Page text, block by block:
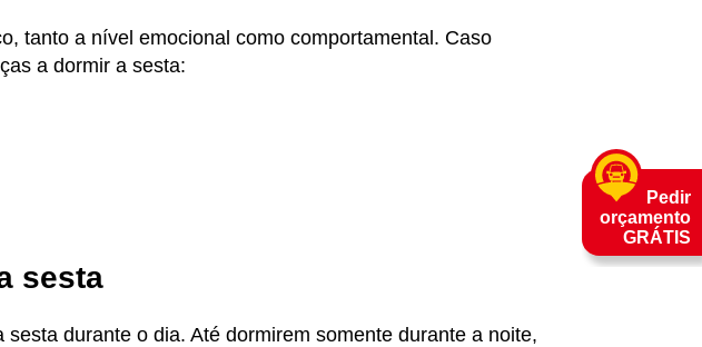
tanto a nível emocional como comportamental. Caso
a dormir a sesta:
sesta
durante o dia. Até dormirem somente durante a noite,
Pedir
orçamento
GRÁTIS